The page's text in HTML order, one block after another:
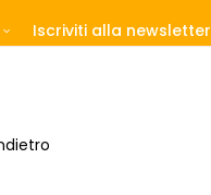
Iscriviti alla newsletter